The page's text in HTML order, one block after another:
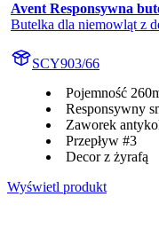
Avent Responsywna
Butelka dla niemowląt z
SCY903/66
Pojemność
Responsywny
Zaworek
Przepływ #3
Decor z żyrafą
Wyświetl produkt